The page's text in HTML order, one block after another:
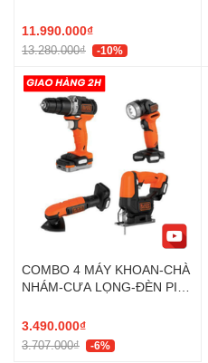
DEWALT
11.990.000₫
13.280.000₫ -10%
COMBO 4 MÁY KHOAN-CHÀ
NHÁM-CƯA LỌNG-ĐÈN PIN
3.490.000₫
3.707.000₫ -6%